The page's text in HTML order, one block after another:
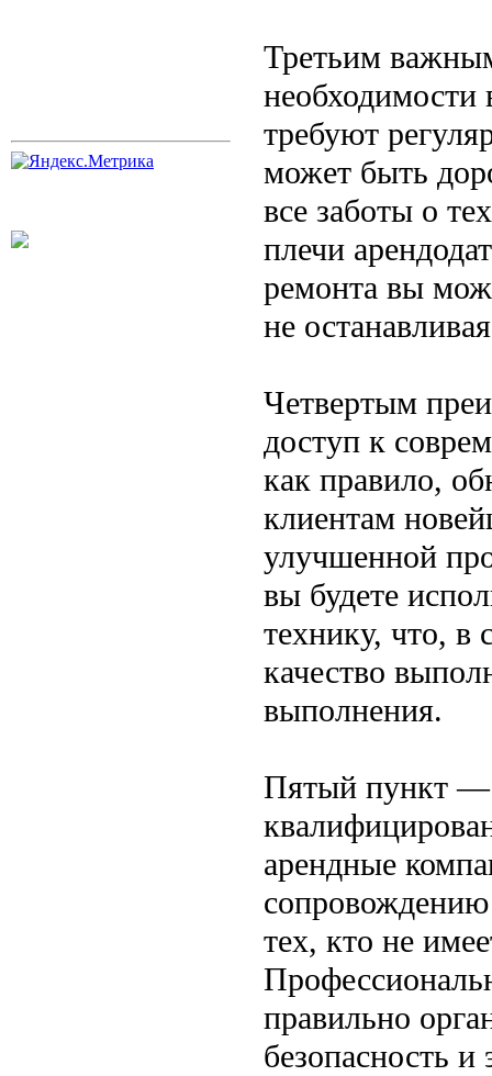
Третьим
требуют
может быть
все заботы о
плечи
ремонта вы
не
Четвертым
доступ к
как правило,
клиентам
улучшенной
вы будете
технику, что, в
качество
выполнения.
Пятый пункт —
арендные
тех, кто не
правильно
безопасность